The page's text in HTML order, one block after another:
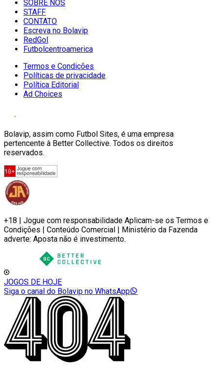
SOBRE NÓS
STAFF
CONTATO
Escreva no Bolavip
RedGol
Futbolcentroamerica
Termos e Condições
Políticas de privacidade
Política Editorial
Ad Choices
Bolavip, assim como Futbol Sites, é uma empresa
pertencente à Better Collective. Todos os direitos
reservados.
+18 | Jogue com responsabilidade Aplicam-se os Termos e
Condições | Conteúdo Comercial | Ministério da Fazenda
adverte: Aposta não é investimento.
JOGOS DE HOJE
Siga o canal do Bolavip no WhatsApp